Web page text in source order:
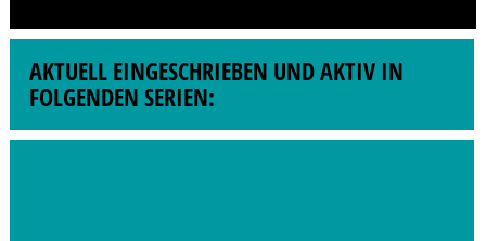
AKTUELL EINGESCHRIEBEN UND AKTIV IN
FOLGENDEN SERIEN: